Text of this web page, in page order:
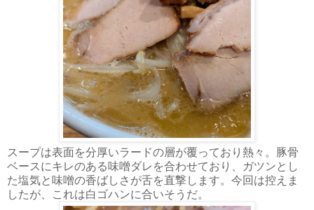
スープは表面を分厚いラードの層が覆っており熱々。豚骨
ベースにキレのある味噌ダレを合わせており、ガツンとし
た塩気と味噌の香ばしさが舌を直撃します。今回は控えま
したが、これは白ゴハンに合いそうだ。